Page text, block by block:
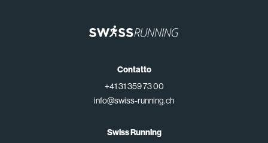
Contatto
+41 31 359 73 00
info@swiss-running.ch
Swiss Running